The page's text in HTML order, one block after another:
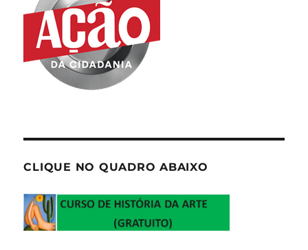
CLIQUE NO QUADRO ABAIXO